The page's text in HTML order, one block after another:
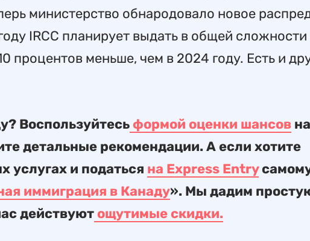
министерство обнародовало новое
IRCC планирует выдать в общей
процентов меньше, чем в 2024 году. Есть и
Воспользуйтесь формой оценки шансов на
детальные рекомендации. А если хотите
услугах и податься на Express Entry
иммиграция в Канаду». Мы дадим
действуют ощутимые скидки.